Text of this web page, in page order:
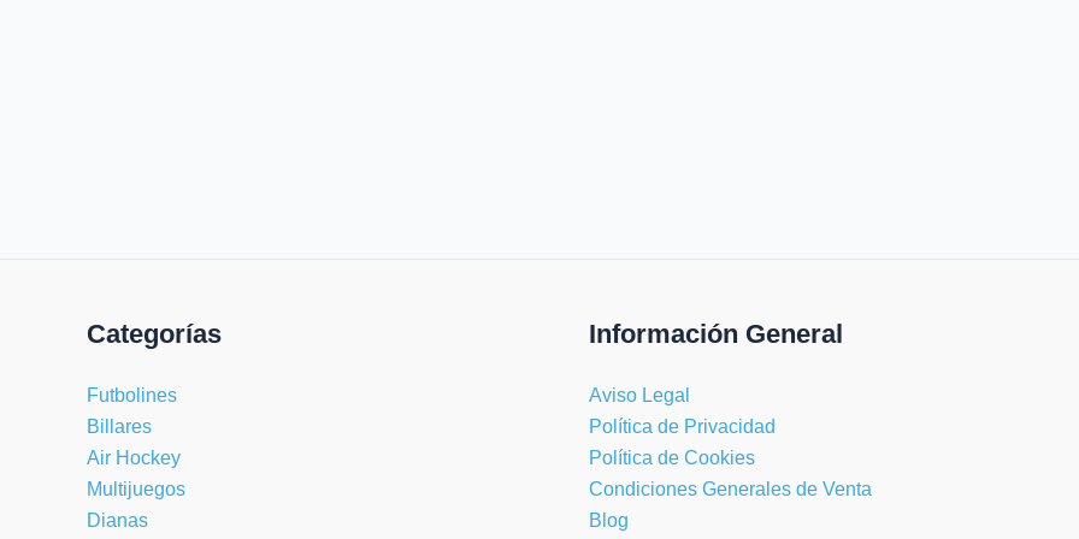
Categorías
Futbolines
Billares
Air Hockey
Multijuegos
Dianas
Información General
Aviso Legal
Política de Privacidad
Política de Cookies
Condiciones Generales de Venta
Blog